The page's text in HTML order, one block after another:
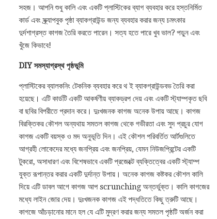
সহজ। আপনি শুধু কালি এবং একটি প্লাস্টিকের ব্যাগ ব্যবহার করে হস্তনির্মিত
কার্ড এবং স্ক্র্যাপবুক পৃষ্ঠা ব্যাকগ্রাউন্ড জন্য ব্যবহার করার জন্য চমৎকার
দুর্দশাগ্রস্ত কাগজ তৈরি করতে পারেন। সত্য হতে পারে খুব ভাল? পড়ুন এবং
খুঁজে কিভাবে!
DIY সমস্যাগ্রস্থ পৃষ্ঠভূমি
প্লাস্টিকের ব্যালকনিং টেকনিক ব্যবহার করে থ ই ব্যাকগ্রাউন্ডবভ তৈরি করা
হয়েছে। এটি কার্ডটি একটি আকর্ষণীয় ব্যাকড্রপ দেয় এবং একটি স্ট্যাম্পকৃত ছবি
বা ছবির বিপরীতে প্রদান করে। দুঃখজনক কাগজ অনেক উপায় আছে। কাগজ
বিরক্তিকর কৌশল অন্যথায় সমতল কাগজ থেকে গভীরতা এবং সুদ প্রচুর যোগ
কাগজ একটি বয়স্ক ও মদ অনুভূতি দিন। এই কৌশল পরিবর্তিত আর্টগুলিতে
আগ্রহী লোকেদের মধ্যে জনপ্রিয় এবং জনপ্রিয়, যেমন নিউজপ্রিন্টের একটি
টুকরো, অসাধারণ এবং বিশেষভাবে একটি প্রজেক্টে ব্যক্তিত্বের একটি স্ট্যাম্প
যুক্ত রূপান্তর করার একটি দুর্দান্ত উপায়। অনেক কাগজ কষ্টকর কৌশল কালি
দিয়ে এটি ডাবল আগে কাগজ আপ scrunching অন্তর্ভুক্ত। কালি কাগজের
মধ্যে লাইন জোর দেয়। দুঃখজনক কাগজ এই পদ্ধতিতে কিছু ত্রুটি আছে।
কাগজে আঁচড়ানোর মানে হল যে এটি মুদ্রণ করার জন্য সমতল পৃষ্ঠটি অর্জন করা